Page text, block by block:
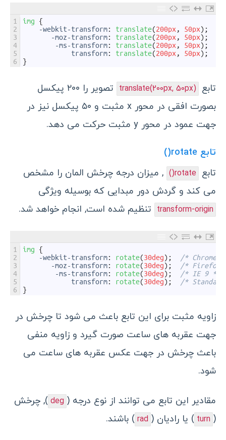
1
2
3
4
5
6
img
{
-webkit-transform: translate(200px , 50px) ;
-moz-transform: translate(200px , 50px) ;
-ms-transform: translate(200px , 50px) ;
transform: translate(200px , 50px) ;
}
تابع translate(200px, 50px)
تصویر را ۲۰۰ پیکسل
بصورت افقی در محور x مثبت و ۵۰ پیکسل نیز در
جهت عمود در محور y مثبت حرکت می دهد.
تابع rotate()
تابع rotate()
, میزان درجه چرخش المان را مشخص
می کند و گردش دور مبدایی که بوسیله ویژگی
transform-origin تنظیم شده است, انجام خواهد شد.
1
2
3
4
5
6
img
{
-webkit-transform: rotate(30deg) ;
/*
-moz-transform: rotate(30deg) ;
/* Firefox
-ms-transform: rotate(30deg) ;
/* IE 9 */
transform: rotate(30deg) ;
/*
}
زاویه مثبت برای این تابع باعث می شود تا چرخش در
جهت عقربه های ساعت صورت گیرد و زاویه منفی
باعث چرخش در جهت عکس عقربه های ساعت می
شود.
مقادیر این تابع می توانند از نوع درجه ( deg ), چرخش
(
turn ) یا رادیان ( rad ) باشند.